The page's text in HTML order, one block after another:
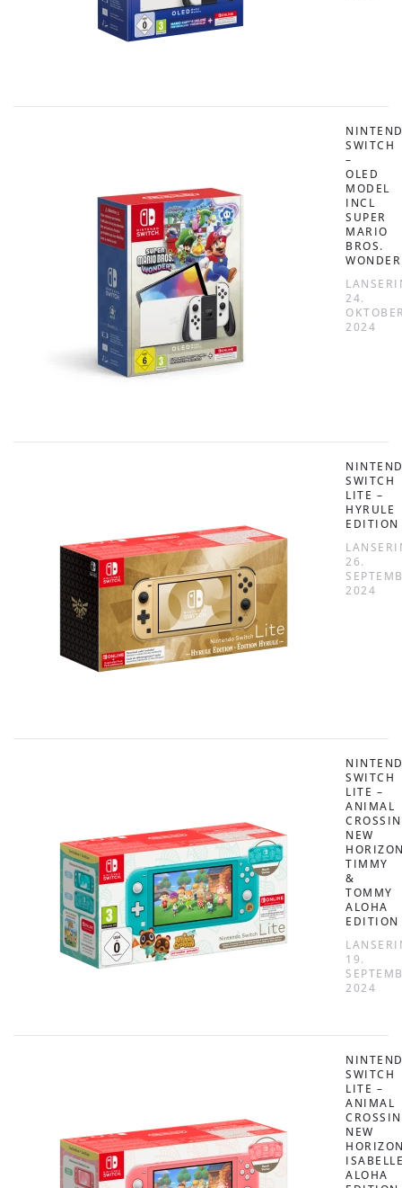
SWITCH
–
OLED
MODEL
INCL
SUPER
MARIO
BROS.
WONDER
24.
2024
SWITCH
LITE –
HYRULE
EDITION
26.
2024
SWITCH
LITE –
ANIMAL
NEW
TIMMY
&
TOMMY
ALOHA
EDITION
19.
2024
SWITCH
LITE –
ANIMAL
NEW
ALOHA